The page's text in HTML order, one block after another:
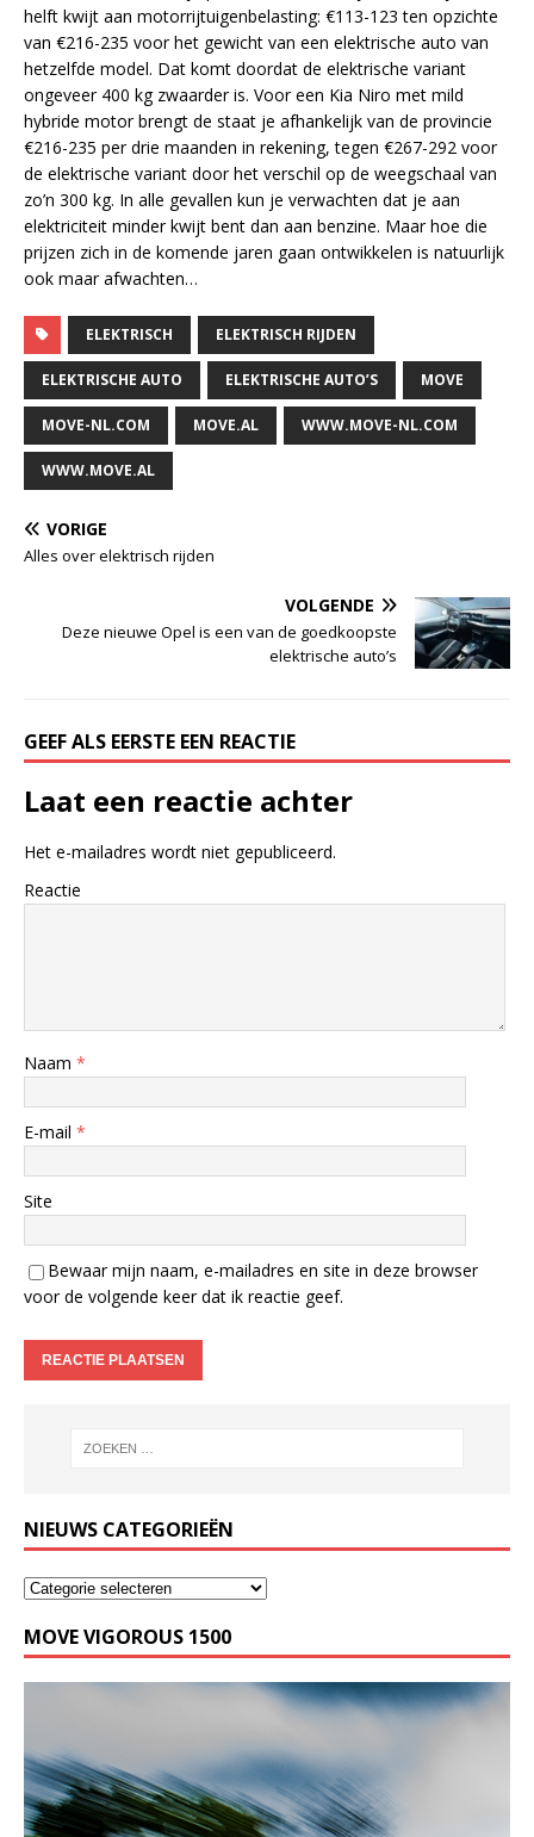
helft kwijt aan motorrijtuigenbelasting: €113-123 ten opzichte
van €216-235 voor het gewicht van een elektrische auto van
hetzelfde model. Dat komt doordat de elektrische variant
ongeveer 400 kg zwaarder is. Voor een Kia Niro met mild
hybride motor brengt de staat je afhankelijk van de provincie
€216-235 per drie maanden in rekening, tegen €267-292 voor
de elektrische variant door het verschil op de weegschaal van
zo’n 300 kg. In alle gevallen kun je verwachten dat je aan
elektriciteit minder kwijt bent dan aan benzine. Maar hoe die
prijzen zich in de komende jaren gaan ontwikkelen is natuurlijk
ook maar afwachten…
ELEKTRISCH ELEKTRISCH RIJDEN
ELEKTRISCHE AUTO ELEKTRISCHE AUTO’S MOVE
MOVE-NL.COM MOVE.AL WWW.MOVE-NL.COM
WWW.MOVE.AL
VORIGE
Alles over elektrisch rijden
VOLGENDE
Deze nieuwe Opel is een van de goedkoopste
elektrische auto’s
GEEF ALS EERSTE EEN REACTIE
Laat een reactie achter
Het e-mailadres wordt niet gepubliceerd.
Reactie
Naam *
E-mail *
Site
Bewaar mijn naam, e-mailadres en site in deze browser
voor de volgende keer dat ik reactie geef.
NIEUWS CATEGORIEËN
MOVE VIGOROUS 1500